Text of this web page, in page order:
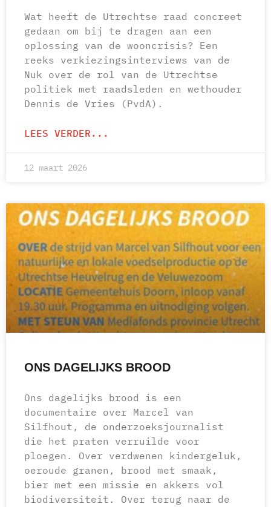
Wat heeft de Utrechtse raad concreet
gedaan om bij te dragen aan een
oplossing van de wooncrisis? Een
reeks verkiezingsinterviews van de
Nuk over de rol van de Utrechtse
politiek met raadsleden en wethouder
Dennis de Vries (PvdA).
LEES VERDER...
12 maart 2026
ONS DAGELIJKS BROOD
Ons dagelijks brood is een
documentaire over Marcel van
Silfhout, de onderzoeksjournalist
die het praten verruilde voor
ploegen. Over verdwenen kindergeluk,
oeroude granen, brood met smaak,
bier met een missie en akkers vol
biodiversiteit. Over terug naar de